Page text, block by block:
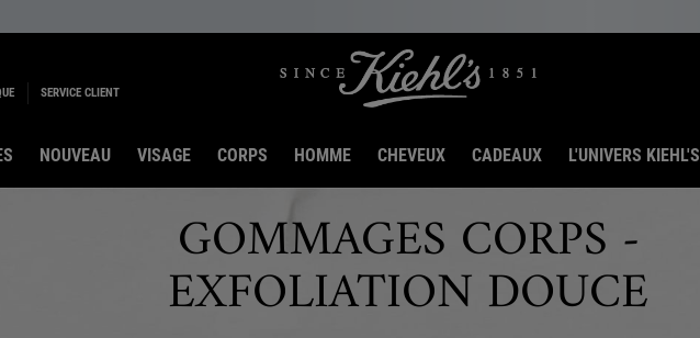
SERVICE CLIENT
NOUVEAU VISAGE CORPS HOMME CHEVEUX CADEAUX L'UNIVERS KIEHL'S
GOMMAGES CORPS -
EXFOLIATION DOUCE